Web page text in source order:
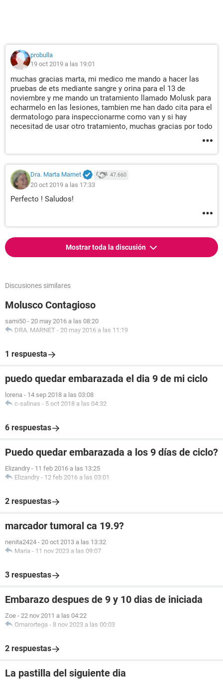
probulla
19 oct 2019 a las 19:01
muchas gracias marta, mi medico me mando a hacer las
pruebas de ets mediante sangre y orina para el 13 de
noviembre y me mando un tratamiento llamado Molusk para
echarmelo en las lesiones, tambien me han dado cita para el
dermatologo para inspeccionarme como van y si hay
necesitad de usar otro tratamiento, muchas gracias por todo
Dra. Marta Marnet 47.660
20 oct 2019 a las 17:33
Perfecto ! Saludos!
Mostrar toda la discusión
Discusiones similares
Molusco Contagioso
sami50 - 20 may 2016 a las 08:20
DRA. MARNET - 20 may 2016 a las 11:19
1 respuesta
puedo quedar embarazada el dia 9 de mi ciclo
lorena - 14 sep 2018 a las 03:08
c-salinas - 5 oct 2018 a las 04:32
6 respuestas
Puedo quedar embarazada a los 9 días de ciclo?
Elizandry - 11 feb 2016 a las 13:25
Elizandry - 12 feb 2016 a las 03:01
2 respuestas
marcador tumoral ca 19.9?
nenita2424 - 20 oct 2013 a las 13:32
Maria - 11 nov 2023 a las 09:07
3 respuestas
Embarazo despues de 9 y 10 dias de iniciada
Zoe - 22 nov 2011 a las 04:22
Omarortega - 8 nov 2023 a las 00:03
2 respuestas
La pastilla del siguiente dia